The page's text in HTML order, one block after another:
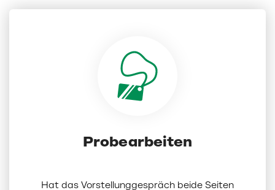
Probearbeiten
Hat das Vorstellunggespräch beide Seiten